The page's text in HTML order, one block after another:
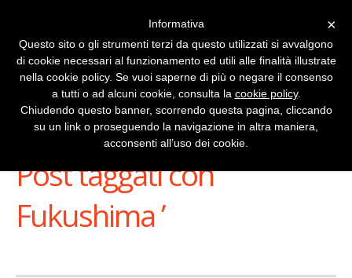
Stai Visualizzando
Post taggati con ‘
Fukushima ’
×
Informativa
Questo sito o gli strumenti terzi da questo utilizzati si avvalgono
di cookie necessari al funzionamento ed utili alle finalità illustrate
nella cookie policy. Se vuoi saperne di più o negare il consenso
a tutti o ad alcuni cookie, consulta la cookie policy.
Chiudendo questo banner, scorrendo questa pagina, cliccando
su un link o proseguendo la navigazione in altra maniera,
acconsenti all’uso dei cookie.